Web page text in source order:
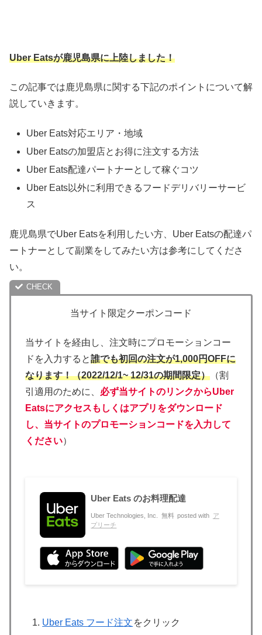
Uber Eatsが鹿児島県に上陸しました！
この記事では鹿児島県に関する下記のポイントについて解
説していきます。
Uber Eats対応エリア・地域
Uber Eatsの加盟店とお得に注文する方法
Uber Eats配達パートナーとして稼ぐコツ
Uber Eats以外に利用できるフードデリバリーサービ
ス
鹿児島県でUber Eatsを利用したい方、Uber Eatsの配達パ
ートナーとして副業をしてみたい方は参考にしてくださ
い。
当サイト限定クーポンコード
当サイトを経由し、注文時にプロモーションコー
ドを入力すると誰でも初回の注文が1,000円OFFに
なります！（2022/12/1~ 12/31の期間限定） （割
引適用のために、 必ず当サイトのリンクからUber
Eatsにアクセスもしくはアプリをダウンロード
し、当サイトのプロモーションコードを入力して
ください）
Uber Eats のお料理配達
Uber Technologies, Inc. 無料 posted with ア
プリーチ
Uber Eats フード注文 をクリック